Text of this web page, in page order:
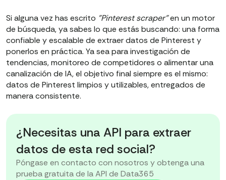
Si alguna vez has escrito "Pinterest scraper"en un motor
de búsqueda, ya sabes lo que estás buscando: una forma
confiable y escalable de extraer datos de Pinterest y
ponerlos en práctica. Ya sea para investigación de
tendencias, monitoreo de competidores o alimentar una
canalización de IA, el objetivo final siempre es el mismo:
datos de Pinterest limpios y utilizables, entregados de
manera consistente.
¿Necesitas una API para extraer
datos de esta red social?
Póngase en contacto con nosotros y obtenga una
prueba gratuita de la API de Data365